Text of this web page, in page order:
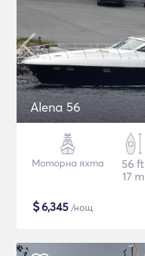
Alena 56
Моторна яхта
56 ft
17 m
$6,345 /нощ